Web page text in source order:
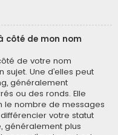
côté de mon nom
de votre nom
sujet. Une d’elles peut
généralement
ou des ronds. Elle
le nombre de messages
votre statut
généralement plus